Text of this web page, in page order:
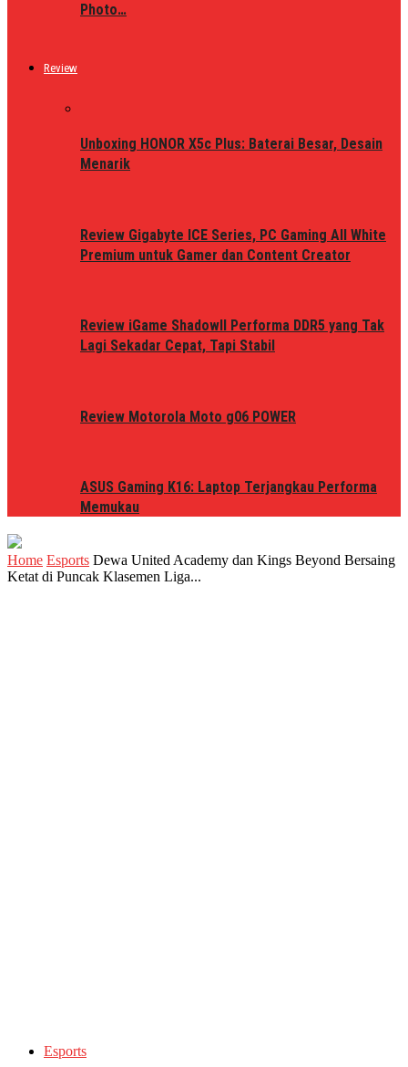
Photo…
Review
Unboxing HONOR X5c Plus: Baterai Besar, Desain
Menarik
Review Gigabyte ICE Series, PC Gaming All White
Premium untuk Gamer dan Content Creator
Review iGame ShadowII Performa DDR5 yang Tak
Lagi Sekadar Cepat, Tapi Stabil
Review Motorola Moto g06 POWER
ASUS Gaming K16: Laptop Terjangkau Performa
Memukau
Home Esports Dewa United Academy dan Kings Beyond Bersaing
Ketat di Puncak Klasemen Liga...
Esports